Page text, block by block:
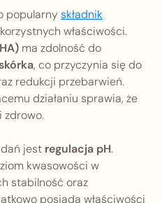
popularny składnik
właściwości.
ma zdolność do
, co przyczynia się do
redukcji przebarwień.
działaniu sprawia, że
zdrowo.
jest regulacja pH.
kwasowości w
stabilność oraz
posiada właściwości